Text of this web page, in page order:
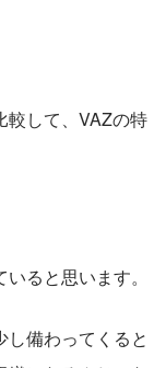
較して、VAZの特
ると思います。
備わってくると